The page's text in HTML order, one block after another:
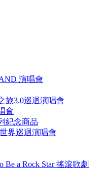
演唱會
旅3.0巡迴演唱會
會
紀念商品
界巡迴演唱會
Be a Rock Star 搖滾歌劇